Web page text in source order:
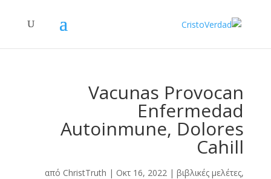
Vacunas Provocan
Enfermedad
Autoinmune, Dolores
Cahill
από ChristTruth | Οκτ 16, 2022 |βιβλικές μελέτες,